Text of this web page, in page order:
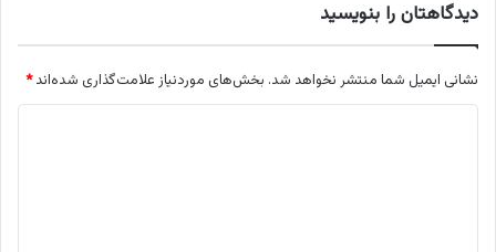
دیدگاهتان را بنویسید
نشانی ایمیل شما منتشر نخواهد شد. بخش‌های موردنیاز علامت‌گذاری شده‌اند*